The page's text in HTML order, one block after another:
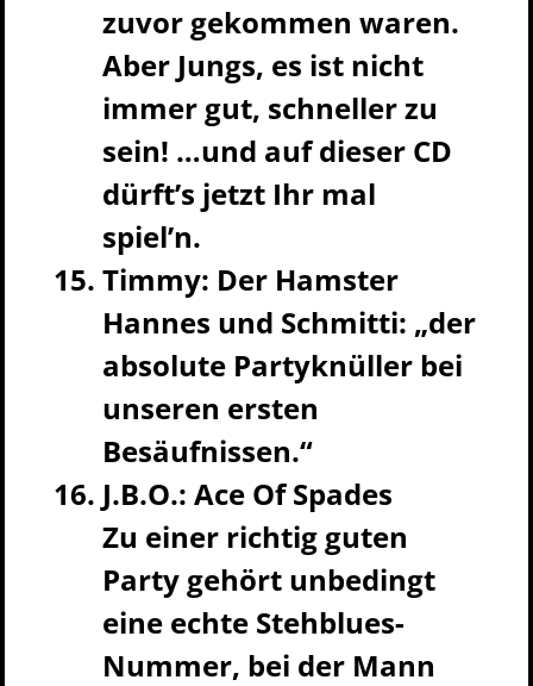
zuvor gekommen waren.
Aber Jungs, es ist nicht
immer gut, schneller zu
sein! …und auf dieser CD
dürft’s jetzt Ihr mal
spiel’n.
Timmy: Der Hamster
Hannes und Schmitti: „der
absolute Partyknüller bei
unseren ersten
Besäufnissen.“
J.B.O.: Ace Of Spades
Zu einer richtig guten
Party gehört unbedingt
eine echte Stehblues-
Nummer, bei der Mann